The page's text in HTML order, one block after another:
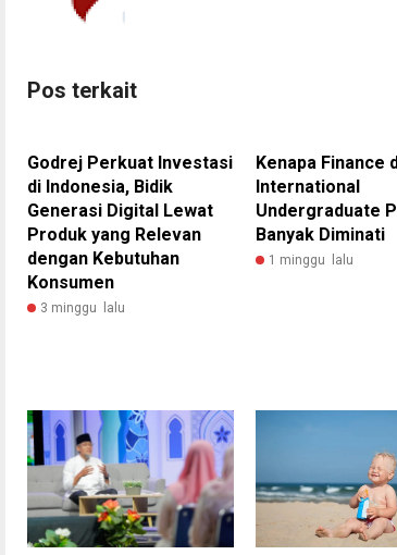
Pos terkait
Godrej Perkuat Investasi
di Indonesia, Bidik
Generasi Digital Lewat
Produk yang Relevan
dengan Kebutuhan
Konsumen
3 minggu lalu
Kenapa Finance
International
Undergraduate
Banyak Diminati
1 minggu lalu